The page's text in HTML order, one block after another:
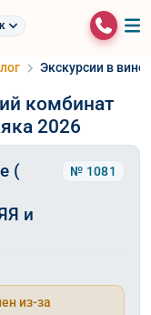
Экскурсии в
комбинат
2026
(
и
№ 1081
из-за